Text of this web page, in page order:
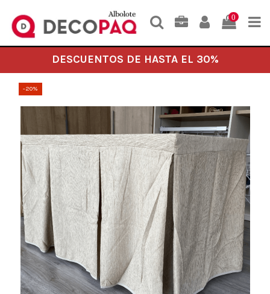
0
DESCUENTOS DE HASTA EL 30%
-20%